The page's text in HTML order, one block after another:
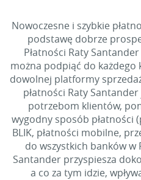
Nowoczesne i szybkie
podstawę dobrze
Płatności Raty
można podpiąć do każdego
dowolnej platformy
płatności Raty
potrzebom klientów,
wygodny sposób płatności
BLIK, płatności mobilne,
do wszystkich banków w
Santander przyspiesza
a co za tym idzie,